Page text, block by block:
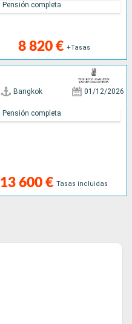
8 820 € +Tasas
Pensión completa
Bangkok 01/12/2026
13 600 € Tasas incluidas
Pensión completa